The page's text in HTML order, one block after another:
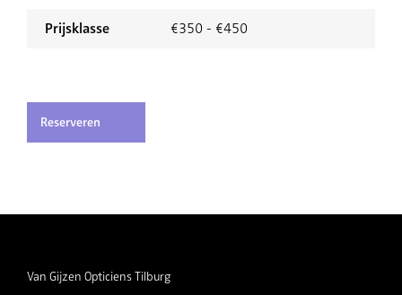
Prijsklasse €350 - €450
Reserveren
Van Gijzen Opticiens Tilburg